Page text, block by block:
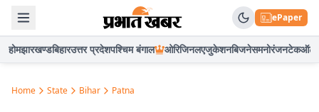
ePaper
होमझारखण्डबिहारउत्तर प्रदेशपश्चिम बंगाल ओरिजिनलएजुकेशनबिजनेसमनोरंजनटेकऑटो
Home State Bihar Patna